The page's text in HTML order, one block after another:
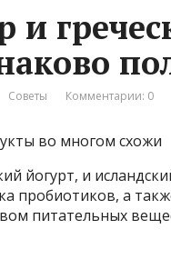
и
Советы Комментарии: 0
во многом схожи
йогурт, и
пробиотиков, а
питательных